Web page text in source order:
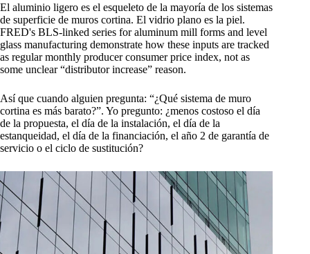
El aluminio ligero es el esqueleto de la mayoría de los sistemas
de superficie de muros cortina. El vidrio plano es la piel.
FRED's BLS-linked series for aluminum mill forms and level
glass manufacturing demonstrate how these inputs are tracked
as regular monthly producer consumer price index, not as
some unclear “distributor increase” reason.
Así que cuando alguien pregunta: “¿Qué sistema de muro
cortina es más barato?”. Yo pregunto: ¿menos costoso el día
de la propuesta, el día de la instalación, el día de la
estanqueidad, el día de la financiación, el año 2 de garantía de
servicio o el ciclo de sustitución?